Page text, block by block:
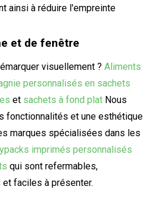
ainsi à réduire l'empreinte
et de fenêtre
visuellement ? Aliments
personnalisés en sachets
et sachets à fond platNous
fonctionnalités et une esthétique
marques spécialisées dans les
imprimés personnalisés
qui sont refermables,
faciles à présenter.